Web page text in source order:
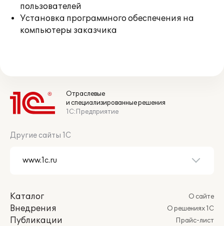
пользователей
Установка программного обеспечения на
компьютеры заказчика
Отраслевые
и специализированные решения
1С:Предприятие
Другие сайты 1С
Каталог
Внедрения
Публикации
О сайте
О решениях 1С
Прайс-лист